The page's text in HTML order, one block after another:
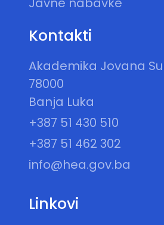
Kontakti
Akademika Jovana
78000
Banja Luka
+387 51 430 510
+387 51 462 302
info@hea.gov.ba
Linkovi